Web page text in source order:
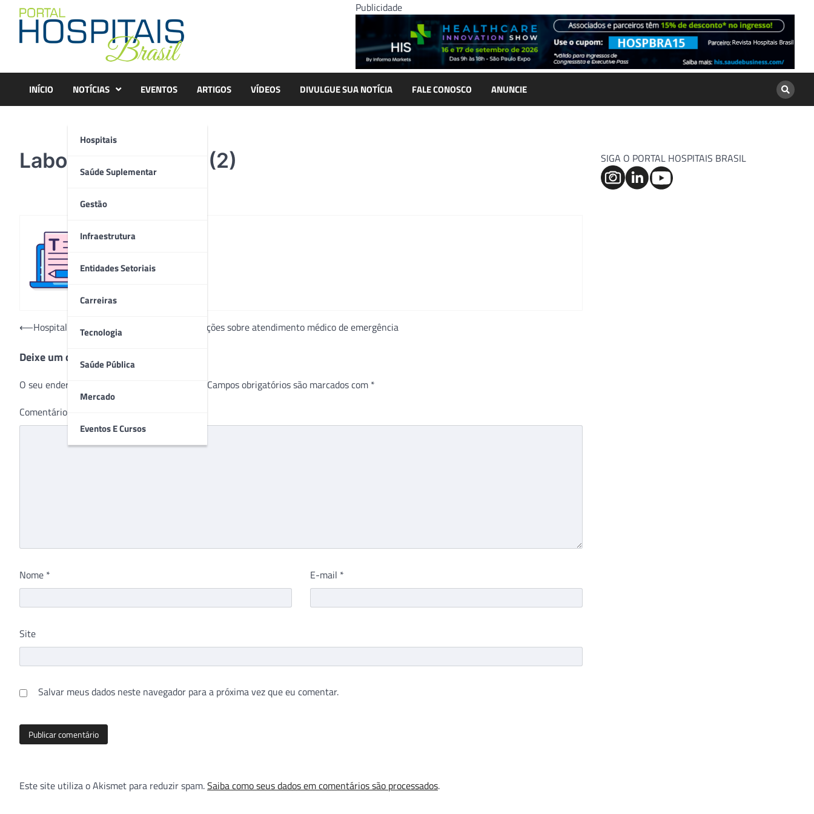
content
Publicidade
INÍCIO NOTÍCIAS
Hospitais
Saúde Suplementar
Gestão
Infraestrutura
Entidades Setoriais
Carreiras
Tecnologia
Saúde Pública
Mercado
Eventos E Cursos
EVENTOS ARTIGOS VÍDEOS DIVULGUE SUA NOTÍCIA FALE CONOSCO ANUNCIE
Laboratório COVID (2)
Navegação
Post
⟵Hospital Moinhos de Vento reforça orientações sobre atendimento médico de emergência
Deixe um comentário
O seu endereço de e-mail não será publicado. Campos obrigatórios são marcados com *
Comentário
Nome * E-mail *
Site
Salvar meus dados neste navegador para a próxima vez que eu comentar.
Este site utiliza o Akismet para reduzir spam.Saiba como seus dados em comentários são processados.
SIGA O PORTAL HOSPITAIS BRASIL